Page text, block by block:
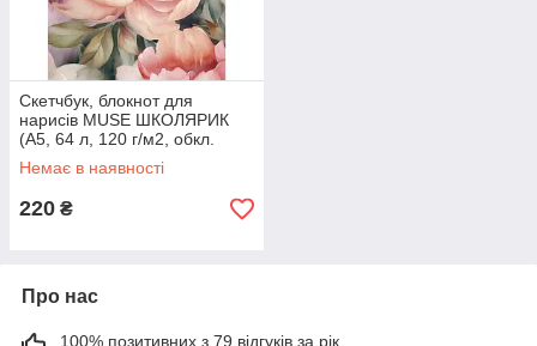
Скетчбук, блокнот для
нарисів MUSE ШКОЛЯРИК
(А5, 64 л, 120 г/м2, обкл.
картон)
Немає в наявності
220 ₴
Про нас
100% позитивних з 79 відгуків за рік